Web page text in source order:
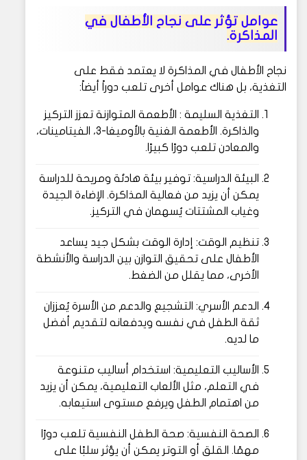
عوامل تؤثر على نجاح الأطفال في
المذاكرة.
نجاح الأطفال في المذاكرة لا يعتمد فقط على
التغذية، بل هناك عوامل أخرى تلعب دوراً أيضاً:
التغذية السليمة : الأطعمة المتوازنة تعزز التركيز
والذاكرة. الأطعمة الغنية بالأوميغا-3، الفيتامينات،
والمعادن تلعب دورًا كبيرًا.
البيئة الدراسية: توفير بيئة هادئة ومريحة للدراسة
يمكن أن يزيد من فعالية المذاكرة. الإضاءة الجيدة
وغياب المشتتات يُسهمان في التركيز.
تنظيم الوقت: إدارة الوقت بشكل جيد يساعد
الأطفال على تحقيق التوازن بين الدراسة والأنشطة
الأخرى، مما يقلل من الضغط.
الدعم الأسري: التشجيع والدعم من الأسرة يُعززان
ثقة الطفل في نفسه ويدفعانه لتقديم أفضل
ما لديه.
الأساليب التعليمية: استخدام أساليب متنوعة
في التعلم، مثل الألعاب التعليمية، يمكن أن يزيد
من اهتمام الطفل ويرفع مستوى استيعابه.
الصحة النفسية: صحة الطفل النفسية تلعب دورًا
مهمًا. القلق أو التوتر يمكن أن يؤثر سلبًا على